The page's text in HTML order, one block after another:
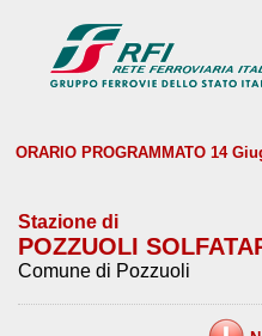
ORARIO PROGRAMMATO 14
Stazione di
POZZUOLI
Comune di Pozzuoli